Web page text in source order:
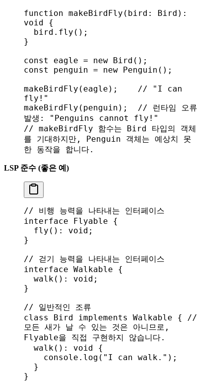
function makeBirdFly ( bird : Bird
void
{
  bird
. fly ();
}
const
eagle = new Bird ();
const
penguin = new Penguin ();
makeBirdFly ( eagle ); // "I can
fly!"
makeBirdFly ( penguin ); // 런타임 오류
발생: "Penguins cannot fly!"
// makeBirdFly 함수는 Bird 타입의 객체
를 기대하지만, Penguin 객체는 예상치 못
한 동작을 합니다.
LSP 준수 (좋은 예)
// 비행 능력을 나타내는 인터페이스
interface Flyable {
  fly
(): void ;
}
// 걷기 능력을 나타내는 인터페이스
interface Walkable {
  walk
(): void ;
}
// 일반적인 조류
class
Bird implements Walkable { //
모든 새가 날 수 있는 것은 아니므로,
Flyable을 직접 구현하지 않습니다.
  walk
(): void
{
    console
. log ( "I can walk." );
  }
}